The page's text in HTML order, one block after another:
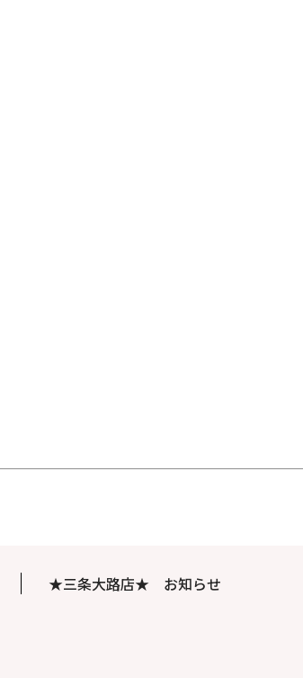
★三条大路店★ お知らせ